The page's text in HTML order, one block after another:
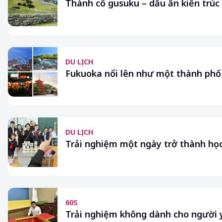
Thành cổ gusuku – dấu ấn kiến
DU LỊCH
Fukuoka nổi lên như một thành
DU LỊCH
Trải nghiệm một ngày trở thành
60S
Trải nghiệm không dành cho người